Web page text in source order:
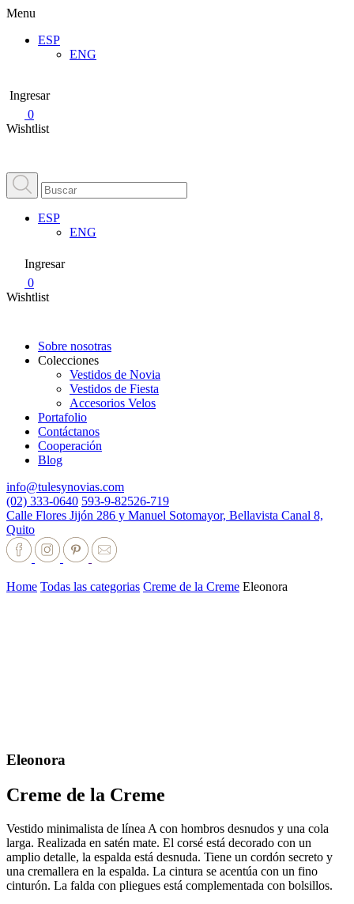
Menu
ESP
ENG
Ingresar
0
Wishtlist
ESP
ENG
Ingresar
0
Wishtlist
Sobre nosotras
Colecciones
Vestidos de Novia
Vestidos de Fiesta
Accesorios Velos
Portafolio
Contáctanos
Cooperación
Blog
info@tulesynovias.com
(02) 333-0640 593-9-82526-719
Calle Flores Jijón 286 y Manuel Sotomayor, Bellavista Canal 8,
Quito
Home Todas las categorias Creme de la Creme Eleonora
Eleonora
Creme de la Creme
Vestido minimalista de línea A con hombros desnudos y una cola
larga. Realizada en satén mate. El corsé está decorado con un
amplio detalle, la espalda está desnuda. Tiene un cordón secreto y
una cremallera en la espalda. La cintura se acentúa con un fino
cinturón. La falda con pliegues está complementada con bolsillos.